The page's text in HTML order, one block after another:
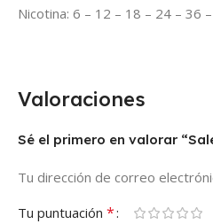
Nicotina: 6 – 12 – 18 – 24 – 36
Valoraciones
Sé el primero en valorar
Tu dirección de correo
Tu puntuación *